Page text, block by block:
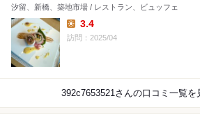
汐留、新橋、築地市場 / レストラン、ビュッフェ
Lunch:
3.4
訪問：2025/04
392c7653521さんの口コミ一覧を